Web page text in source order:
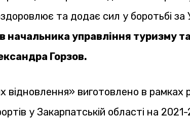
та додає сил у боротьбі за
начальника управління туризму
Горзов.
виготовлено в рамках
у Закарпатській області на